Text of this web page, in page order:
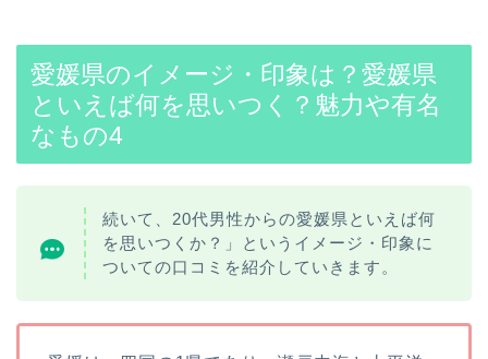
愛媛県のイメージ・印象は？愛媛県
といえば何を思いつく？魅力や有名
なもの4
続いて、20代男性からの愛媛県といえば何
を思いつくか？」というイメージ・印象に
ついての口コミを紹介していきます。